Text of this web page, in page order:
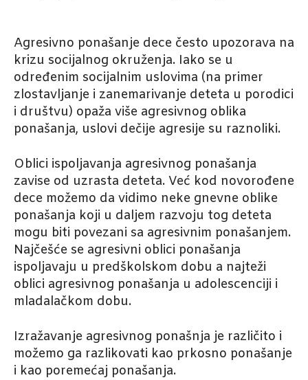
Agresivno ponašanje dece često upozorava na
krizu socijalnog okruženja. Iako se u
određenim socijalnim uslovima (na primer
zlostavljanje i zanemarivanje deteta u porodici
i društvu) opaža više agresivnog oblika
ponašanja, uslovi dečije agresije su raznoliki.
Oblici ispoljavanja agresivnog ponašanja
zavise od uzrasta deteta. Već kod novorođene
dece možemo da vidimo neke gnevne oblike
ponašanja koji u daljem razvoju tog deteta
mogu biti povezani sa agresivnim ponašanjem.
Najčešće se agresivni oblici ponašanja
ispoljavaju u predškolskom dobu a najteži
oblici agresivnog ponašanja u adolescenciji i
mladalačkom dobu.
Izražavanje agresivnog ponašnja je različito i
možemo ga razlikovati kao prkosno ponašanje
i kao poremećaj ponašanja.